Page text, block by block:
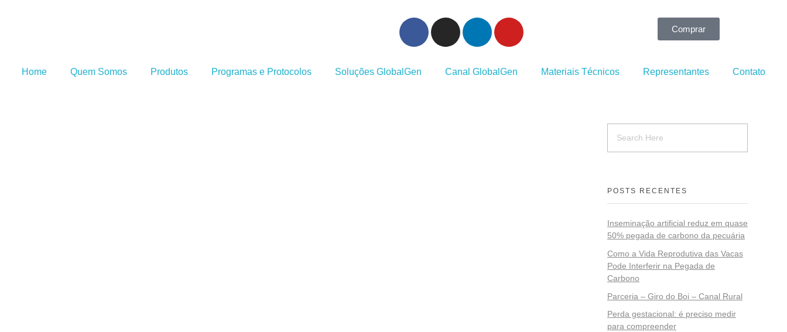
Comprar
Home Quem Somos Produtos Programas e Protocolos Soluções GlobalGen Canal GlobalGen Materiais Técnicos Representantes Contato
POSTS RECENTES
Inseminação artificial reduz em quase
50% pegada de carbono da pecuária
Como a Vida Reprodutiva das Vacas
Pode Interferir na Pegada de
Carbono
Parceria – Giro do Boi – Canal Rural
Perda gestacional: é preciso medir
para compreender